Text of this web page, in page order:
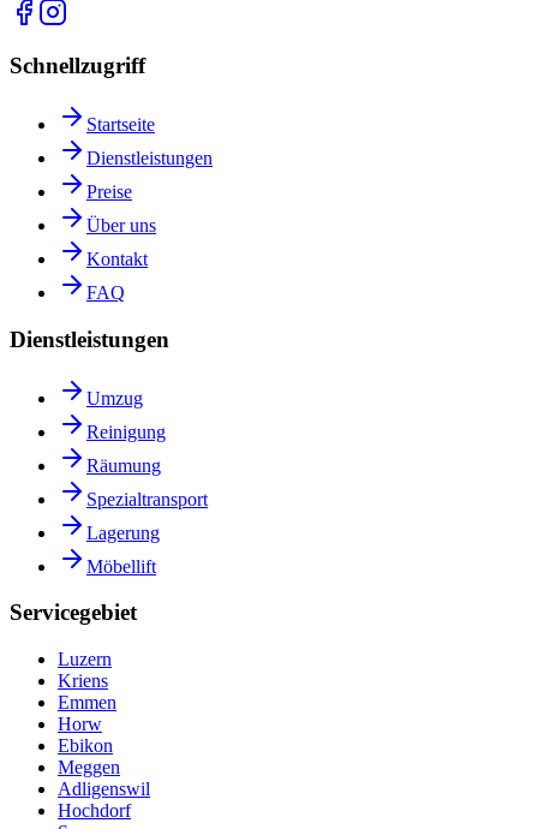
Schnellzugriff
Startseite
Dienstleistungen
Preise
Über uns
Kontakt
FAQ
Dienstleistungen
Umzug
Reinigung
Räumung
Spezialtransport
Lagerung
Möbellift
Servicegebiet
Luzern
Kriens
Emmen
Horw
Ebikon
Meggen
Adligenswil
Hochdorf